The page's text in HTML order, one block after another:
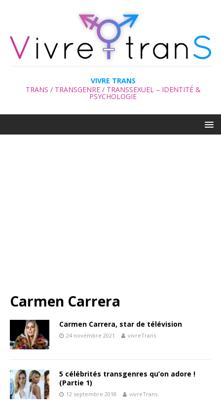
VIVRE TRANS
TRANS / TRANSGENRE / TRANSSEXUEL – IDENTITÉ &
PSYCHOLOGIE
Carmen Carrera
Carmen Carrera, star de télévision
24 novembre 2021 vivreTrans
5 célébrités transgenres qu’on adore !
(Partie 1)
12 septembre 2018 vivreTrans